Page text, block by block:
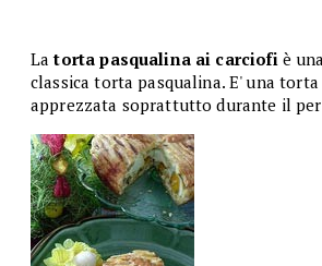
Latorta pasqualina ai carciofi è
classica torta pasqualina. E' una
apprezzata soprattutto durante il